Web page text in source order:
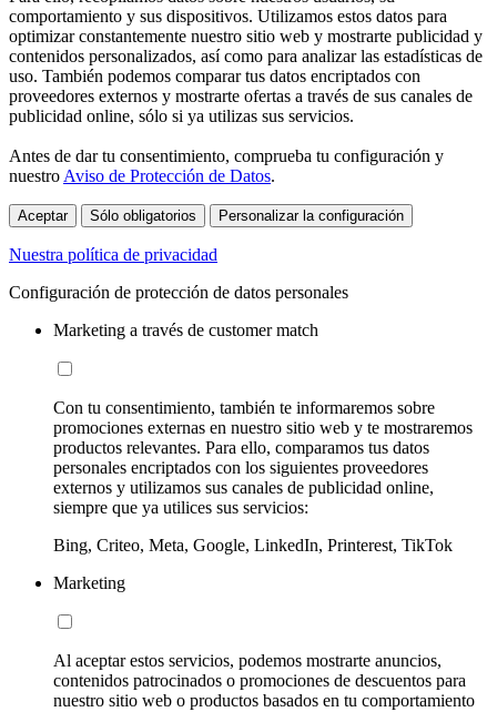
comportamiento y sus dispositivos. Utilizamos estos datos para
optimizar constantemente nuestro sitio web y mostrarte publicidad y
contenidos personalizados, así como para analizar las estadísticas de
uso. También podemos comparar tus datos encriptados con
proveedores externos y mostrarte ofertas a través de sus canales de
publicidad online, sólo si ya utilizas sus servicios.
Antes de dar tu consentimiento, comprueba tu configuración y
nuestro Aviso de Protección de Datos.
Aceptar Sólo obligatorios Personalizar la configuración
Nuestra política de privacidad
Configuración de protección de datos personales
Marketing a través de customer match
Con tu consentimiento, también te informaremos sobre
promociones externas en nuestro sitio web y te mostraremos
productos relevantes. Para ello, comparamos tus datos
personales encriptados con los siguientes proveedores
externos y utilizamos sus canales de publicidad online,
siempre que ya utilices sus servicios:
Bing, Criteo, Meta, Google, LinkedIn, Printerest, TikTok
Marketing
Al aceptar estos servicios, podemos mostrarte anuncios,
contenidos patrocinados o promociones de descuentos para
nuestro sitio web o productos basados en tu comportamiento